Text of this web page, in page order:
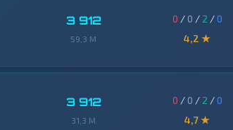
3 912
59,3 M
0 / 0 / 2 /0
4,2 ★
3 912
31,3 M
0 / 0 / 2 /0
4,7 ★